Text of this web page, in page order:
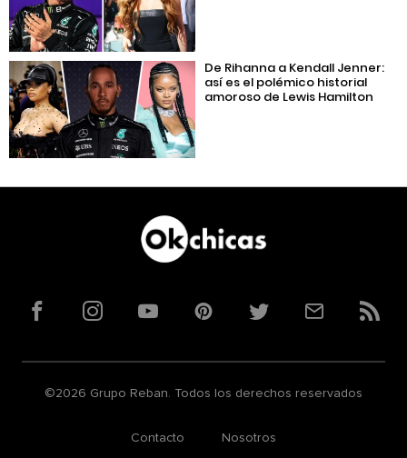
De Rihanna a Kendall Jenner:
así es el polémico historial
amoroso de Lewis Hamilton
FacebookInstagramYouTubePinterestTwitterCorreoRSS
©2026 Grupo Reban. Todos los derechos reservados
Contacto Nosotros